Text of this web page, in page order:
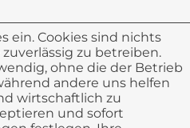
ein. Cookies sind nichts
zu betreiben.
ohne die der Betrieb
andere uns helfen
wirtschaftlich zu
und sofort